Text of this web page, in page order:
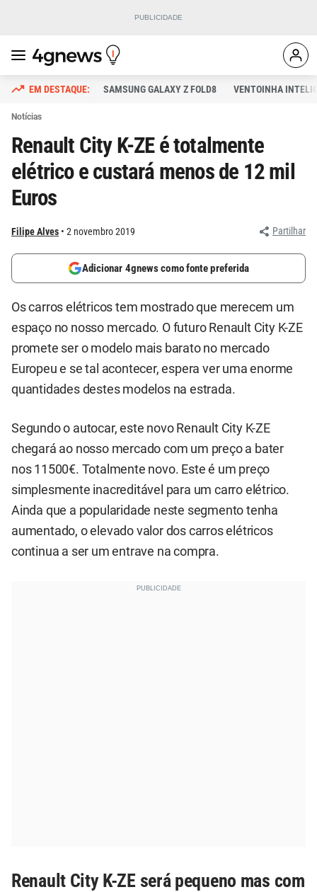
SAMSUNG GALAXY Z FOLD8 VENTOINHA
Notícias
Renault City K-ZE é totalmente
elétrico e custará menos de 12 mil
Euros
Filipe Alves 2 novembro 2019 Partilhar
Adicionar 4gnews como fonte preferida
Os carros elétricos tem mostrado que merecem um
espaço no nosso mercado. O futuro Renault City K-ZE
promete ser o modelo mais barato no mercado
Europeu e se tal acontecer, espera ver uma enorme
quantidades destes modelos na estrada.
Segundo o autocar, este novo Renault City K-ZE
chegará ao nosso mercado com um preço a bater
nos 11500€. Totalmente novo. Este é um preço
simplesmente inacreditável para um carro elétrico.
Ainda que a popularidade neste segmento tenha
aumentado, o elevado valor dos carros elétricos
continua a ser um entrave na compra.
Renault City K-ZE será pequeno mas com